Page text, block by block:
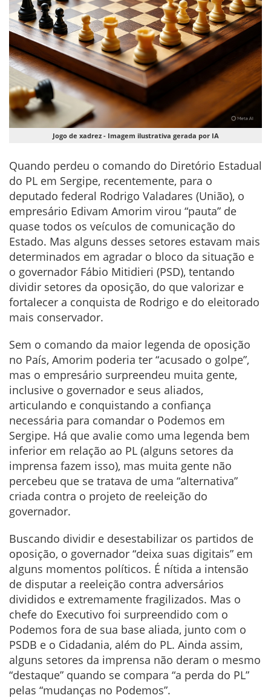
Jogo de xadrez - Imagem ilustrativa gerada por IA
Quando perdeu o comando do Diretório Estadual
do PL em Sergipe, recentemente, para o
deputado federal Rodrigo Valadares (União), o
empresário Edivam Amorim virou “pauta” de
quase todos os veículos de comunicação do
Estado. Mas alguns desses setores estavam mais
determinados em agradar o bloco da situação e
o governador Fábio Mitidieri (PSD), tentando
dividir setores da oposição, do que valorizar e
fortalecer a conquista de Rodrigo e do eleitorado
mais conservador.
Sem o comando da maior legenda de oposição
no País, Amorim poderia ter “acusado o golpe”,
mas o empresário surpreendeu muita gente,
inclusive o governador e seus aliados,
articulando e conquistando a confiança
necessária para comandar o Podemos em
Sergipe. Há que avalie como uma legenda bem
inferior em relação ao PL (alguns setores da
imprensa fazem isso), mas muita gente não
percebeu que se tratava de uma “alternativa”
criada contra o projeto de reeleição do
governador.
Buscando dividir e desestabilizar os partidos de
oposição, o governador “deixa suas digitais” em
alguns momentos políticos. É nítida a intensão
de disputar a reeleição contra adversários
divididos e extremamente fragilizados. Mas o
chefe do Executivo foi surpreendido com o
Podemos fora de sua base aliada, junto com o
PSDB e o Cidadania, além do PL. Ainda assim,
alguns setores da imprensa não deram o mesmo
“destaque” quando se compara “a perda do PL”
pelas “mudanças no Podemos”.